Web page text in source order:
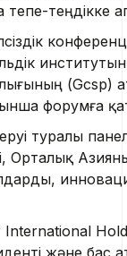
теңдікке
форумға
туралы
Орталық